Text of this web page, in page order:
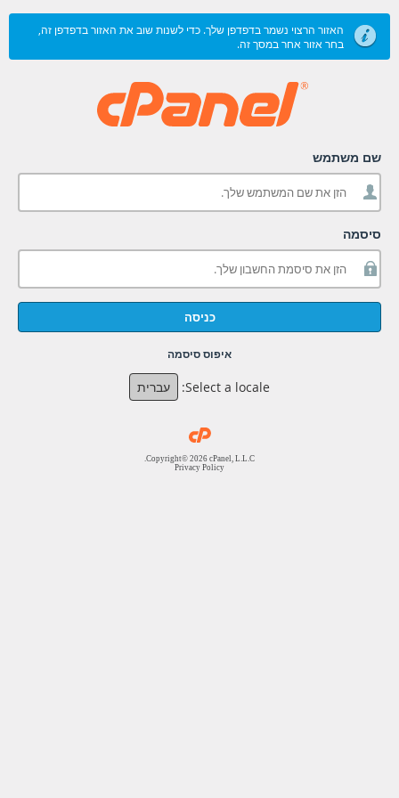
האזור הרצוי נשמר בדפדפן שלך. כדי לשנות שוב את האזור בדפדפן זה,
בחר אזור אחר במסך זה.
שם משתמש
סיסמה
כניסה
איפוס סיסמה
Select a locale: עברית
Copyright© 2026 cPanel, L.L.C.
Privacy Policy